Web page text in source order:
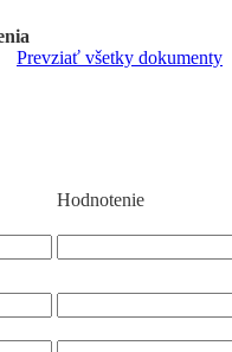
Prevziať všetky dokumenty
Hodnotenie